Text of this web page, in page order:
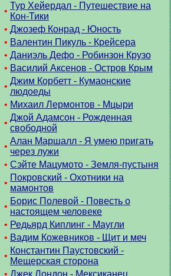
•
Тур Хейердал - Путешествие на
Кон-Тики
• Джозеф Конрад - Юность
• Валентин Пикуль - Крейсера
• Даниэль Дефо - Робинзон Крузо
• Василий Аксенов - Остров Крым
•
Джим Корбетт - Кумаонские
людоеды
• Михаил Лермонтов - Мцыри
•
Джой Адамсон - Рожденная
свободной
•
Алан Маршалл - Я умею пригать
через лужи
• Сэйте Мацумото - Земля-пустыня
•
Покровский - Охотники на
мамонтов
•
Борис Полевой - Повесть о
настоящем человеке
• Редьярд Киплинг - Маугли
• Вадим Кожевников - Щит и меч
•
Константин Паустовский -
Мещерская сторона
• Джек Лондон - Мексиканец